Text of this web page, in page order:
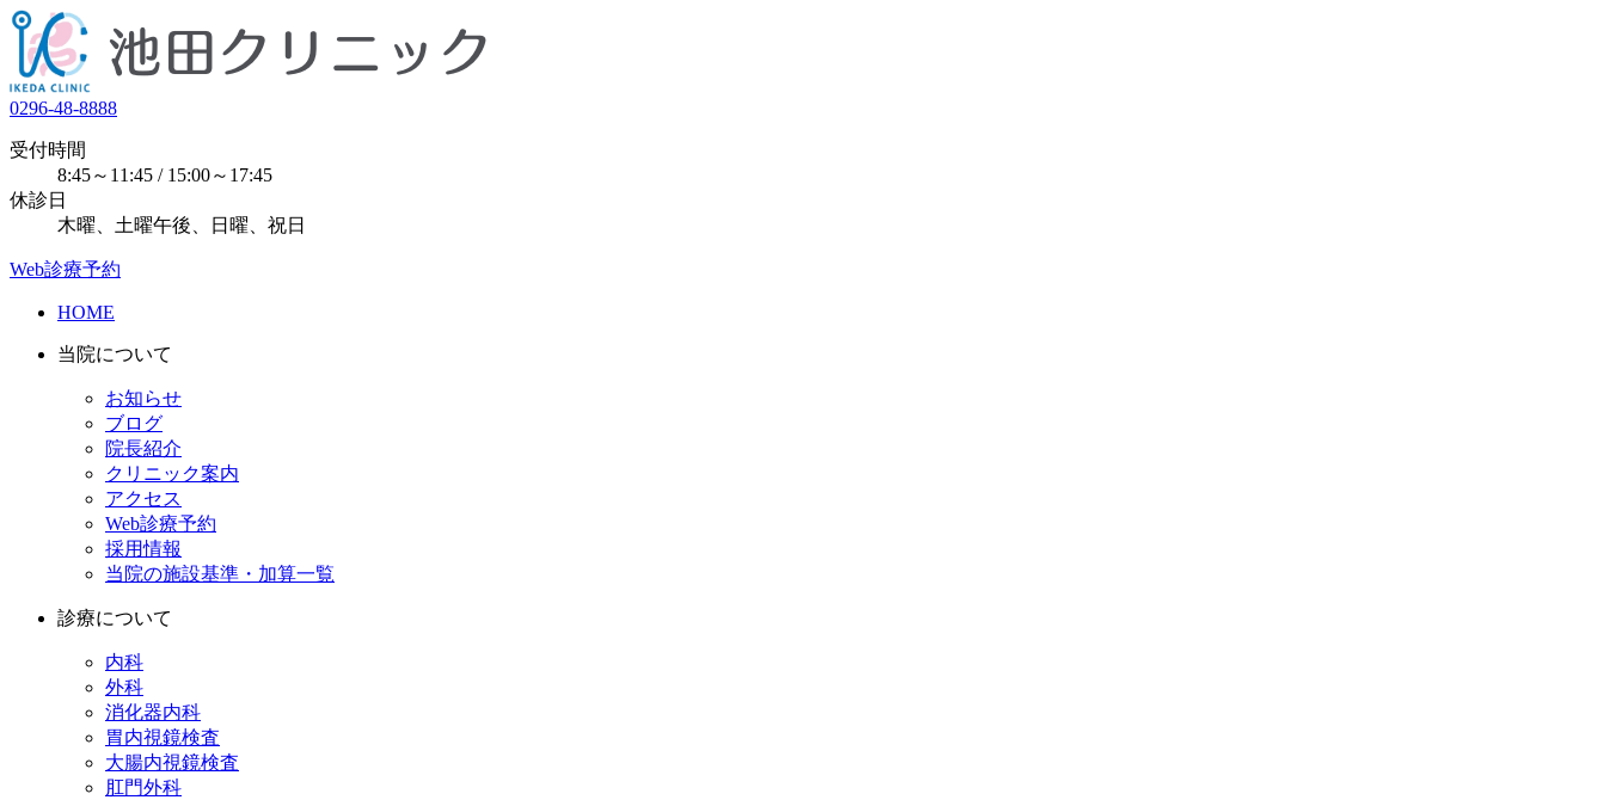
0296-48-8888
受付時間
8:45～11:45 / 15:00～17:45
休診日
木曜、土曜午後、日曜、祝日
Web診療予約
HOME
当院について
お知らせ
ブログ
院長紹介
クリニック案内
アクセス
Web診療予約
採用情報
当院の施設基準・加算一覧
診療について
内科
外科
消化器内科
胃内視鏡検査
大腸内視鏡検査
肛門外科